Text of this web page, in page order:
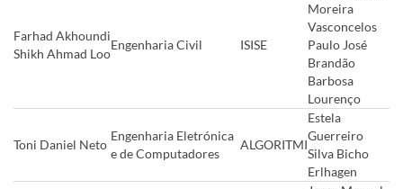
Farhad Akhoundi
Shikh Ahmad Loo
Engenharia Civil ISISE
Moreira
Vasconcelos
Paulo José
Brandão
Barbosa
Lourenço
Toni Daniel Neto
Engenharia Eletrónica
e de Computadores
ALGORITMI
Estela
Guerreiro
Silva Bicho
Erlhagen